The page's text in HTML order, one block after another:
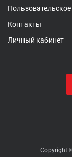
Контакты
Личный кабинет
Copyright